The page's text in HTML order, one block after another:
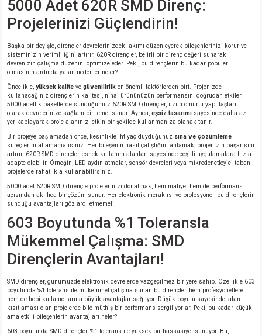
5000 Adet 620R SMD Direnç:
Projelerinizi Güçlendirin!
Başka bir deyişle, dirençler devrelerinizdeki akımı düzenleyerek bileşenlerinizi korur ve
sisteminizin verimliliğini artırır. 620R dirençler, belirli bir direnç değeri sunarak
devrenizin çalışma düzenini optimize eder. Peki, bu dirençlerin bu kadar popüler
olmasının ardında yatan nedenler neler?
Öncelikle, yüksek kalite ve güvenilirlik en önemli faktörlerden biri. Projenizde
kullanacağınız dirençlerin kalitesi, nihai ürününüzün performansını doğrudan etkiler.
5000 adetlik paketlerde sunduğumuz 620R SMD dirençler, uzun ömürlü yapı taşları
olarak devrelerinize sağlam bir temel sunar. Ayrıca, eşsiz tasarımı sayesinde daha az
yer kaplayarak proje alanınızı etkin bir şekilde kullanmanıza olanak tanır.
Bir projeye başlamadan önce, kesinlikle ihtiyaç duyduğunuz sına ve çözümleme
süreçlerini atlamamalısınız. Her bileşenin nasıl çalıştığını anlamak, projenizin başarısını
artırır. 620R SMD dirençler, esnek kullanım alanları sayesinde çeşitli uygulamalara hızla
adapte olabilir. Örneğin, LED aydınlatmalar, sensör devreleri veya mikrodenetleyici tabanlı
projelerde rahatlıkla kullanabilirsiniz.
5000 adet 620R SMD dirençle projelerinizi donatmak, hem maliyet hem de performans
açısından akıllıca bir çözüm sunar. Her elektronik meraklısı ve profesyonel, bu dirençlerin
sunduğu avantajları göz ardı etmemeli!
603 Boyutunda %1 Toleransla
Mükemmel Çalışma: SMD
Dirençlerin Avantajları!
SMD dirençler, günümüzde elektronik devrelerde vazgeçilmez bir yere sahip. Özellikle 603
boyutunda %1 tolerans ile mükemmel çalışma sunan bu dirençler, hem profesyonellere
hem de hobi kullanıcılarına büyük avantajlar sağlıyor. Düşük boyutu sayesinde, alan
kısıtlaması olan projelerde bile müthiş bir performans sergiliyorlar. Peki, bu kadar küçük
ama etkili bileşenlerin avantajları neler?
603 boyutunda SMD dirençler, %1 tolerans ile yüksek bir hassasiyet sunuyor. Bu,